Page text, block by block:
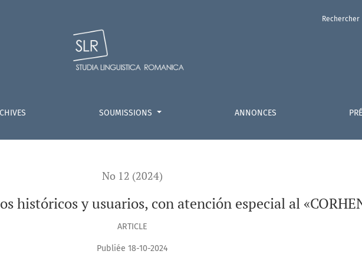
especial al «CORHEN»
SOUMISSIONS ANNONCES
Rechercher
No 12 (2024)
históricos y usuarios, con atención especial al
ARTICLE
Publiée 18-10-2024